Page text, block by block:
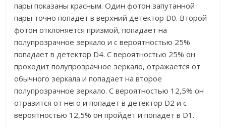
пары показаны красным. Один фотон запутанной
пары точно попадет в верхний детектор D0. Второй
фотон отклоняется призмой, попадает на
полупрозрачное зеркало и с вероятностью 25%
попадает в детектор D4. С вероятностью 25% он
проходит полупрозрачное зеркало, отражается от
обычного зеркала и попадает на второе
полупрозрачное зеркало. С вероятностью 12,5% он
отразится от него и попадет в детектор D2 и с
вероятностью 12,5% он пройдет и попадет в D1.